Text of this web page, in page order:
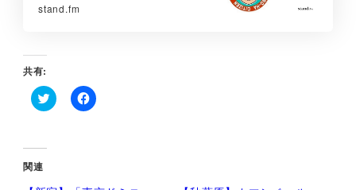
stand.fm
共有:
ク
し
て
T
F
関連